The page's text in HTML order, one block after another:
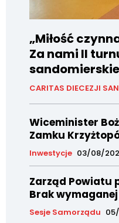
„Miłość
Za nami II
CARITAS DIECEZJI
Wiceminister
Zamku
Inwestycje 03/08/
Zarząd Powiatu
Brak
Sesje Samorządu